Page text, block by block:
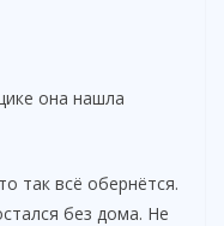
она нашла
так всё обернётся.
без дома. Не